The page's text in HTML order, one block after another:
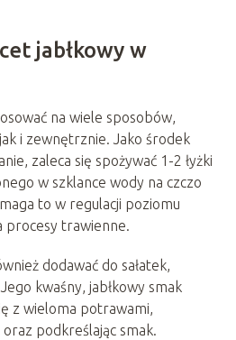
jabłkowy w
na wiele sposobów,
i zewnętrznie. Jako środek
zaleca się spożywać 1-2 łyżki
w szklance wody na czczo
to w regulacji poziomu
procesy trawienne.
dodawać do sałatek,
kwaśny, jabłkowy smak
z wieloma potrawami,
podkreślając smak.